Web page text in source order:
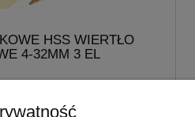
HSS WIERTŁO
4-32MM 3 EL